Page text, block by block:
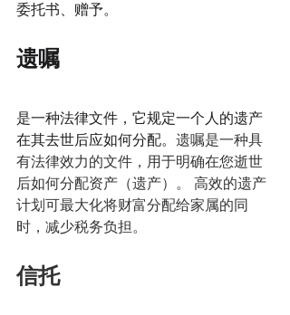
委托书、赠予。
遗嘱
是一种法律文件，它规定一个人的遗产
在其去世后应如何分配。 遗嘱是一种具
有法律效力的文件，用于明确在您逝世
后如何分配资产（遗产）。 高效的遗产
计划可最大化将财富分配给家属的同
时，减少税务负担。
信托